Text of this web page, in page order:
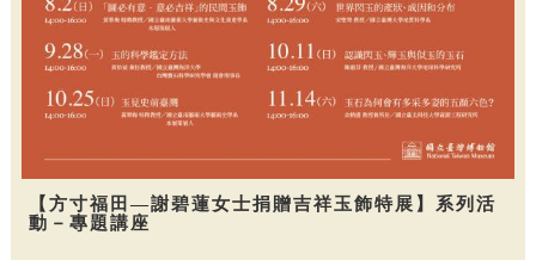
【方寸福田—謝碧蓮女士捐贈吉祥玉飾特展】系列活
動－專題講座